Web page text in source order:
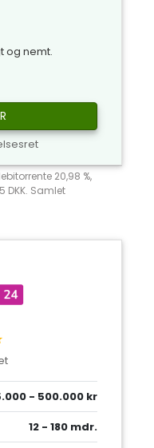
og nemt.
20,98 %,
DKK. Samlet
- 500.000 kr
12 - 180 mdr.